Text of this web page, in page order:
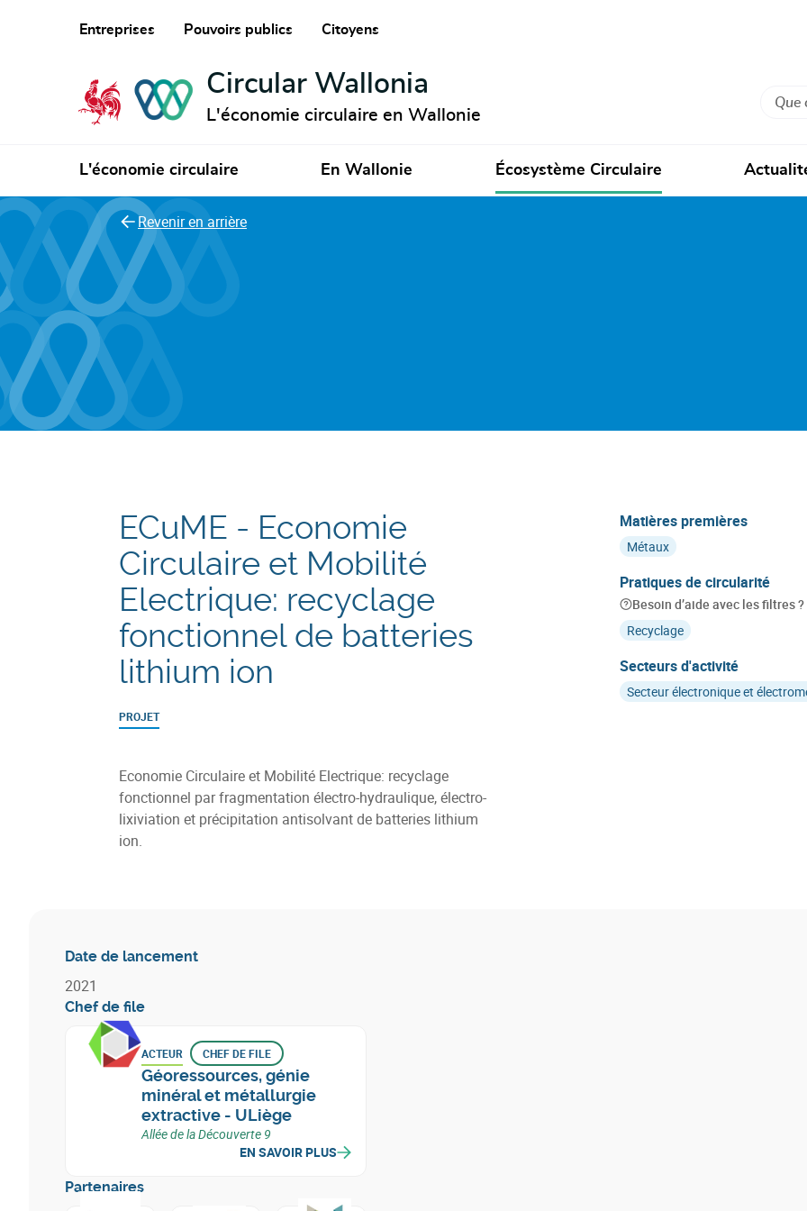
Entreprises Pouvoirs publics Citoyens
Circular Wallonia
L'économie circulaire en Wallonie
L'économie circulaire En Wallonie Écosystème Circulaire
Revenir en arrière
ECuME - Economie
Circulaire et Mobilité
Electrique: recyclage
fonctionnel de batteries
lithium ion
PROJET
Economie Circulaire et Mobilité Electrique: recyclage
fonctionnel par fragmentation électro-hydraulique, électro-
lixiviation et précipitation antisolvant de batteries lithium
ion.
Matières premières
Métaux
Pratiques de circularité
Besoin d’aide avec les filtres ?
Recyclage
Secteurs d'activité
Secteur électronique et
Date de lancement
2021
Chef de file
ACTEUR CHEF DE FILE
Géoressources, génie
minéral et métallurgie
extractive - ULiège
Allée de la Découverte 9
EN SAVOIR PLUS
Partenaires